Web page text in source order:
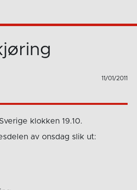
11/01/2011
klokken 19.10.
av onsdag slik ut: